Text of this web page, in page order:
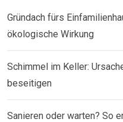
Gründach fürs
ökologische Wirkung
Schimmel im Keller:
beseitigen
Sanieren oder warten? So